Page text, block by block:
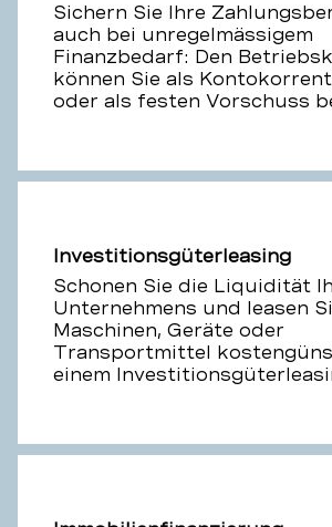
Sichern Sie Ihre
auch bei unregelmässigem
Finanzbedarf: Den
können Sie als
oder als festen Vorschuss
Investitionsgüterleasing
Schonen Sie die Liquidität
Unternehmens und leasen
Maschinen, Geräte oder
Transportmittel
einem